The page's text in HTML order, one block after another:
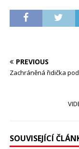
PREVIOUS
Zachráněná řidička
SOUVISEJÍCÍ